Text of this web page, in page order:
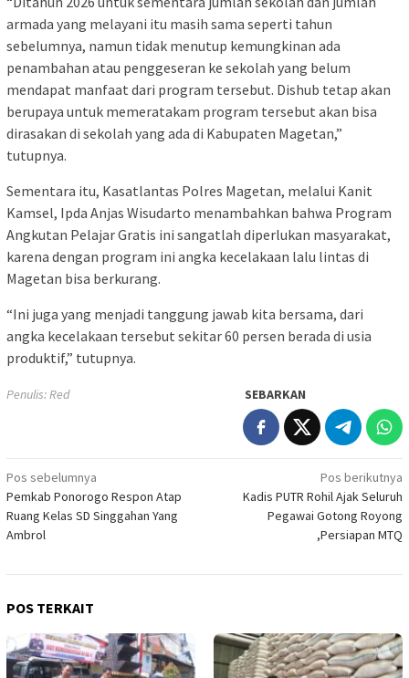
armada yang melayani itu masih sama seperti tahun
sebelumnya, namun tidak menutup kemungkinan ada
penambahan atau penggeseran ke sekolah yang belum
mendapat manfaat dari program tersebut. Dishub tetap akan
berupaya untuk memeratakam program tersebut akan bisa
dirasakan di sekolah yang ada di Kabupaten Magetan,”
tutupnya.
Sementara itu, Kasatlantas Polres Magetan, melalui Kanit
Kamsel, Ipda Anjas Wisudarto menambahkan bahwa Program
Angkutan Pelajar Gratis ini sangatlah diperlukan masyarakat,
karena dengan program ini angka kecelakaan lalu lintas di
Magetan bisa berkurang.
“Ini juga yang menjadi tanggung jawab kita bersama, dari
angka kecelakaan tersebut sekitar 60 persen berada di usia
produktif,” tutupnya.
Penulis: Red SEBARKAN
Navigasi
pos
Pos sebelumnya
Pemkab Ponorogo Respon Atap
Ruang Kelas SD Singgahan Yang
Ambrol
Pos berikutnya
Kadis PUTR Rohil Ajak Seluruh
Pegawai Gotong Royong
,Persiapan MTQ
POS TERKAIT